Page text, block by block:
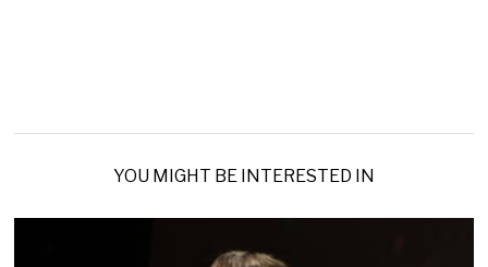
YOU MIGHT BE INTERESTED IN